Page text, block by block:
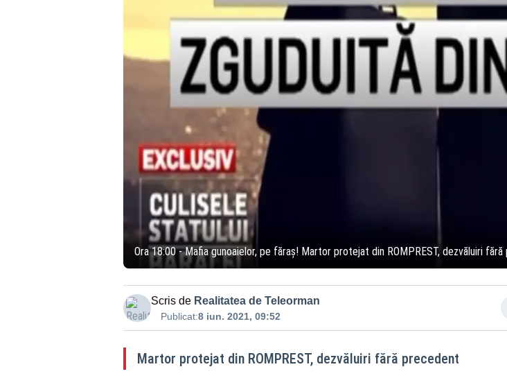
Ora 18:00 - Mafia gunoaielor, pe făraș! Martor protejat din ROMPREST, dezvăluiri
Scris de Realitatea de Teleorman
Publicat:8 iun. 2021, 09:52
Martor protejat din ROMPREST, dezvăluiri fără precedent